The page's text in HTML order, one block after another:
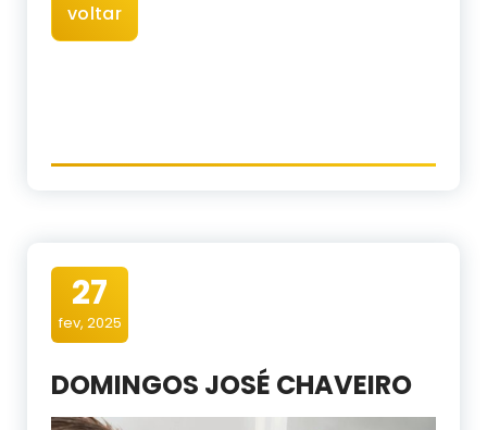
voltar
27
fev, 2025
DOMINGOS JOSÉ CHAVEIRO